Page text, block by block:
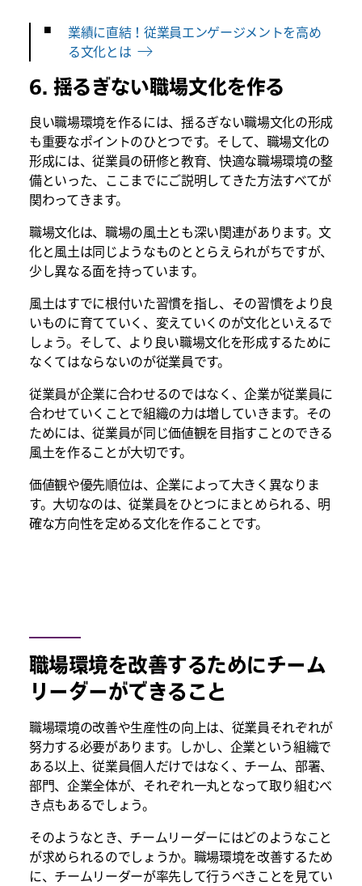
業績に直結！従業員エンゲージメントを高め
る文化とは
6. 揺るぎない職場文化を作る
良い職場環境を作るには、揺るぎない職場文化の形成
も重要なポイントのひとつです。そして、職場文化の
形成には、従業員の研修と教育、快適な職場環境の整
備といった、ここまでにご説明してきた方法すべてが
関わってきます。
職場文化は、職場の風土とも深い関連があります。文
化と風土は同じようなものととらえられがちですが、
少し異なる面を持っています。
風土はすでに根付いた習慣を指し、その習慣をより良
いものに育てていく、変えていくのが文化といえるで
しょう。そして、より良い職場文化を形成するために
なくてはならないのが従業員です。
従業員が企業に合わせるのではなく、企業が従業員に
合わせていくことで組織の力は増していきます。その
ためには、従業員が同じ価値観を目指すことのできる
風土を作ることが大切です。
価値観や優先順位は、企業によって大きく異なりま
す。大切なのは、従業員をひとつにまとめられる、明
確な方向性を定める文化を作ることです。
職場環境を改善するためにチーム
リーダーができること
職場環境の改善や生産性の向上は、従業員それぞれが
努力する必要があります。しかし、企業という組織で
ある以上、従業員個人だけではなく、チーム、部署、
部門、企業全体が、それぞれ一丸となって取り組むべ
き点もあるでしょう。
そのようなとき、チームリーダーにはどのようなこと
が求められるのでしょうか。職場環境を改善するため
に、チームリーダーが率先して行うべきことを見てい